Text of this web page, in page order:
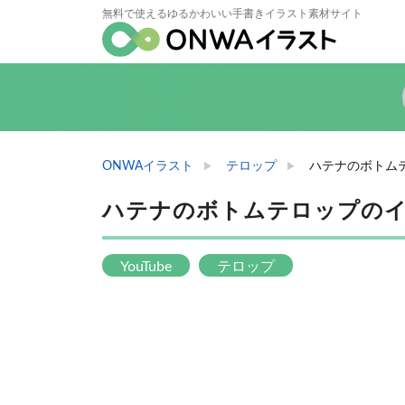
無料で使えるゆるかわいい手書きイラスト素材サイト
ONWAイラスト テロップ ハテナのボトム
ハテナのボトムテロップの
YouTube テロップ